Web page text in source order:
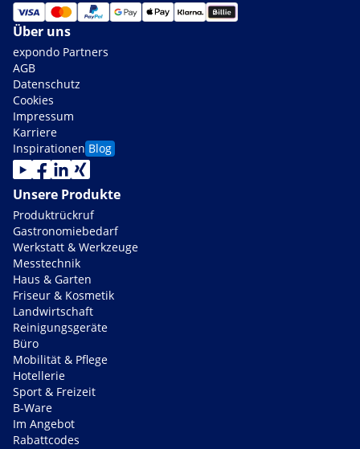
Über uns
expondo Partners
AGB
Datenschutz
Cookies
Impressum
Karriere
Inspirationen Blog
Unsere Produkte
Produktrückruf
Gastronomiebedarf
Werkstatt & Werkzeuge
Messtechnik
Haus & Garten
Friseur & Kosmetik
Landwirtschaft
Reinigungsgeräte
Büro
Mobilität & Pflege
Hotellerie
Sport & Freizeit
B-Ware
Im Angebot
Rabattcodes